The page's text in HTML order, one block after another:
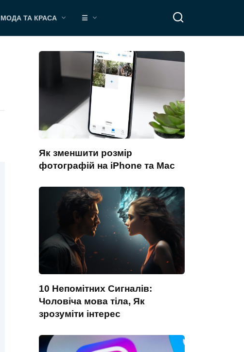
МОДА ТА КРАСА ☰
Як зменшити розмір
фотографій на iPhone та Mac
10 Непомітних Сигналів:
Чоловіча мова тіла, Як
зрозуміти інтерес